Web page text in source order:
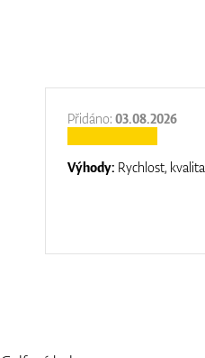
Přidáno:03.08.2026
Výhody: Rychlost, kvalita